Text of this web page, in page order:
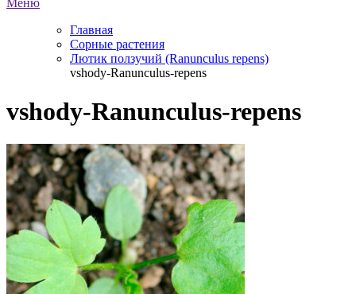
Меню
Главная
Сорные растения
Лютик ползучий (Ranunculus repens)
vshody-Ranunculus-repens
vshody-Ranunculus-repens